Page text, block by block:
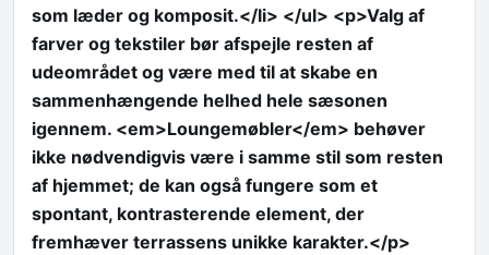
som læder og komposit.</li> </ul> <p>Valg af
farver og tekstiler bør afspejle resten af
udeområdet og være med til at skabe en
sammenhængende helhed hele sæsonen
igennem. <em>Loungemøbler</em> behøver
ikke nødvendigvis være i samme stil som resten
af hjemmet; de kan også fungere som et
spontant, kontrasterende element, der
fremhæver terrassens unikke karakter.</p>